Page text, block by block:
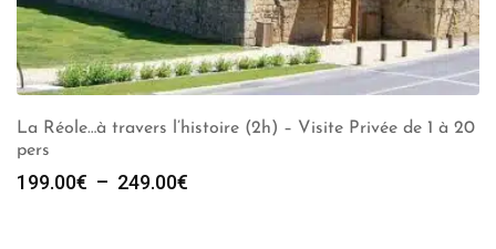
La Réole…à travers l’histoire (2h) – Visite Privée de 1 à 20
pers
199.00€ – 249.00€